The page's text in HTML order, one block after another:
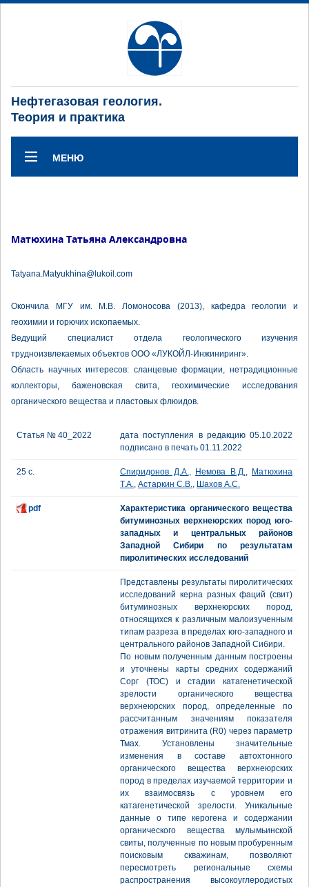
Нефтегазовая геология.
Теория и практика
МЕНЮ
Матюхина Татьяна Александровна
Tatyana.Matyukhina@lukoil.com
Окончила МГУ им. М.В. Ломоносова (2013), кафедра геологии и
геохимии и горючих ископаемых.
Ведущий специалист отдела геологического изучения
трудноизвлекаемых объектов ООО «ЛУКОЙЛ-Инжиниринг».
Область научных интересов: сланцевые формации, нетрадиционные
коллекторы, баженовская свита, геохимические исследования
органического вещества и пластовых флюидов.
Статья № 40_2022
дата поступления в редакцию 05.10.2022
подписано в печать 01.11.2022
25 с. Спиридонов Д.А., Немова В.Д., Матюхина
Т.А., Астаркин С.В., Шахов А.С.
pdf
Характеристика органического вещества
битуминозных верхнеюрских пород юго-
западных и центральных районов
Западной Сибири по результатам
пиролитических исследований
Представлены результаты пиролитических
исследований керна разных фаций (свит)
битуминозных верхнеюрских пород,
относящихся к различным малоизученным
типам разреза в пределах юго-западного и
центрального районов Западной Сибири.
По новым полученным данным построены
и уточнены карты средних содержаний
Сорг (ТОС) и стадии катагенетической
зрелости органического вещества
верхнеюрских пород, определенные по
рассчитанным значениям показателя
отражения витринита (R0) через параметр
Тмах. Установлены значительные
изменения в составе автохтонного
органического вещества верхнеюрских
пород в пределах изучаемой территории и
их взаимосвязь с уровнем его
катагенетической зрелости. Уникальные
данные о типе керогена и содержании
органического вещества мулымьинской
свиты, полученные по новым пробуренным
поисковым скважинам, позволяют
пересмотреть региональные схемы
распространения высокоуглеродистых